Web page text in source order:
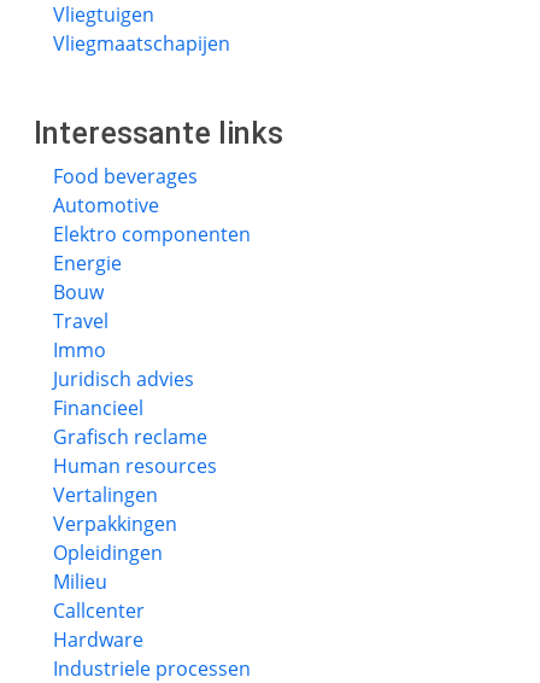
Vliegtuigen
Vliegmaatschapijen
Interessante links
Food beverages
Automotive
Elektro componenten
Energie
Bouw
Travel
Immo
Juridisch advies
Financieel
Grafisch reclame
Human resources
Vertalingen
Verpakkingen
Opleidingen
Milieu
Callcenter
Hardware
Industriele processen